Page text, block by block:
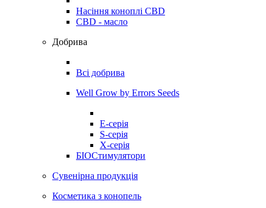
Насіння коноплі CBD
CBD - масло
Добрива
Всі добрива
Well Grow by Errors Seeds
E-серія
S-серія
X-серія
БІОСтимулятори
Сувенірна продукція
Косметика з конопель